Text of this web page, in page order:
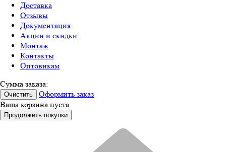
Доставка
Отзывы
Документация
Акции и скидки
Монтаж
Контакты
Оптовикам
Сумма заказа:
Очистить
Оформить заказ
Ваша корзина пуста
Продолжить покупки